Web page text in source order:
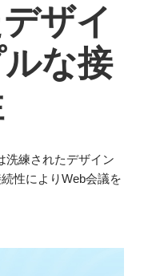
ザイ
な接
洗練されたデザイン
性によりWeb会議を